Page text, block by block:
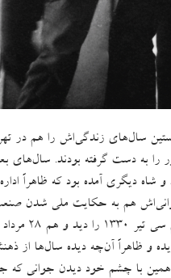
سال‌های زندگی‌اش را هم در
را به دست گرفته بودند. سال‌های
شاه دیگری آمده بود که ظاهراً
هم به حکایت ملی شدن
با چشمِ خود دیدن جوانی که